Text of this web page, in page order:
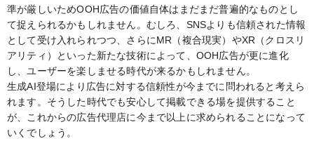
準が厳しいためOOH広告の価値自体はまだまだ普遍的なものとし
て捉えられるかもしれません。むしろ、SNSよりも信頼された情報
として受け入れられつつ、さらにMR（複合現実）やXR（クロスリ
アリティ）といった新たな技術によって、OOH広告が更に進化
し、ユーザーを楽しませる時代が来るかもしれません。
生成AI登場により広告に対する信頼性が今までに問われると考えら
れます。そうした時代でも安心して掲載できる場を提供すること
が、これからの広告代理店に今まで以上に求められることになって
いくでしょう。